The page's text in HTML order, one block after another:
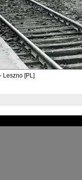
Leszno [PL]